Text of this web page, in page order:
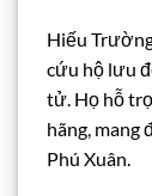
Hiếu
cứu hộ lưu
tử. Họ hỗ
hãng, mang
Phú Xuân.